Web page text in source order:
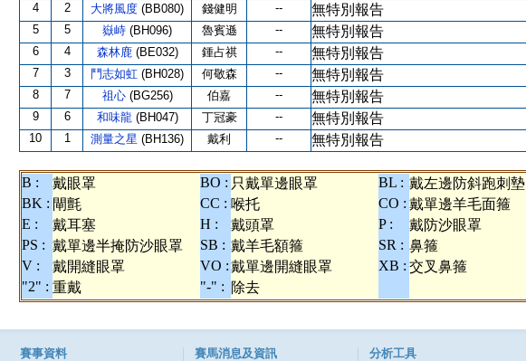
4 2 大將風度 (BB080) 錢健明 -- 無特別報告
5 5 嶽峙 (BH096) 魯賓遜 -- 無特別報告
6 4 森林鹿 (BE032) 鍾占祺 -- 無特別報告
7 3 鬥志如虹 (BH028) 何敬森 -- 無特別報告
8 7 祖心 (BG256) 伯嘉 -- 無特別報告
9 6 和味龍 (BH047) 丁冠豪 -- 無特別報告
10 1 測量之星 (BH136) 戴利 -- 無特別報告
B : 戴眼罩 BO : 只戴單邊眼罩 BL : 戴左邊防斜跑刺墊
BK : 閘氈 CC : 喉托 CO : 戴單邊羊毛面箍
E :
戴耳塞 H : 戴頭罩 P : 戴防沙眼罩
PS : 戴單邊半掩防沙眼罩 SB : 戴羊毛額箍 SR : 鼻箍
V :
戴開縫眼罩 VO :戴單邊開縫眼罩 XB : 交叉鼻箍
"2" : 重戴 "-" : 除去
賽事資料 賽馬消息及資訊 分析工具